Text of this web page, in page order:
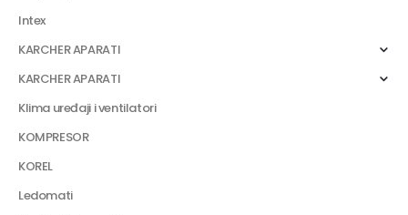
Intex
KARCHER APARATI
KARCHER APARATI
Klima uređaji i ventilatori
KOMPRESOR
KOREL
Ledomati